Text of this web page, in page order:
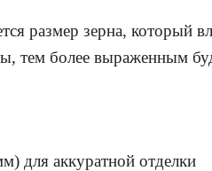
размер зерна, который
тем более выраженным
для аккуратной отделки